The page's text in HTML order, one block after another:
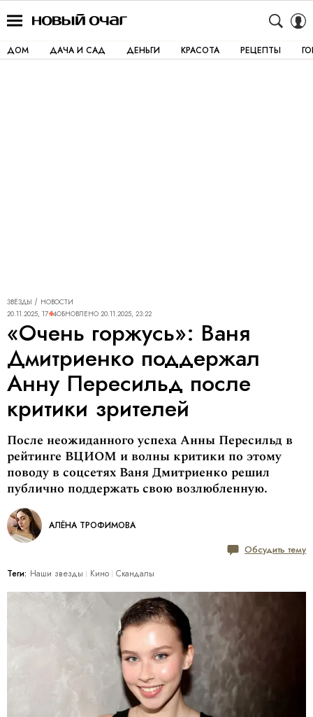
ДОМ ДАЧА И САД ДЕНЬГИ КРАСОТА РЕЦЕПТЫ
ЗВЁЗДЫ
НОВОСТИ
20.11.2025, 17:14ОБНОВЛЕНО 20.11.2025, 23:22
«Очень горжусь»: Ваня
Дмитриенко поддержал
Анну Пересильд после
критики зрителей
После неожиданного успеха Анны Пересильд в
рейтинге ВЦИОМ и волны критики по этому
поводу в соцсетях Ваня Дмитриенко решил
публично поддержать свою возлюбленную.
АЛЁНА ТРОФИМОВА
Обсудить тему
Теги: Наши звезды Кино Скандалы